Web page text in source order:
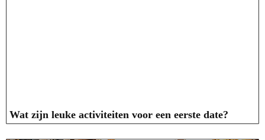
Wat zijn leuke activiteiten voor een eerste date?